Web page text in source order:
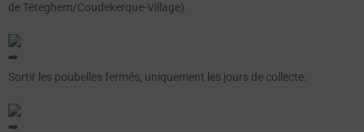
de Téteghem/Coudekerque-Village).
Sortir les poubelles fermés, uniquement les jours de collecte.